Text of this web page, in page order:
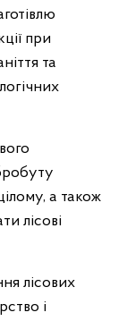
при
та
а також
лісові
лісових
і